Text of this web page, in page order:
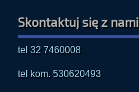
Skontaktuj się z nami
tel 32 7460008
tel kom. 530620493